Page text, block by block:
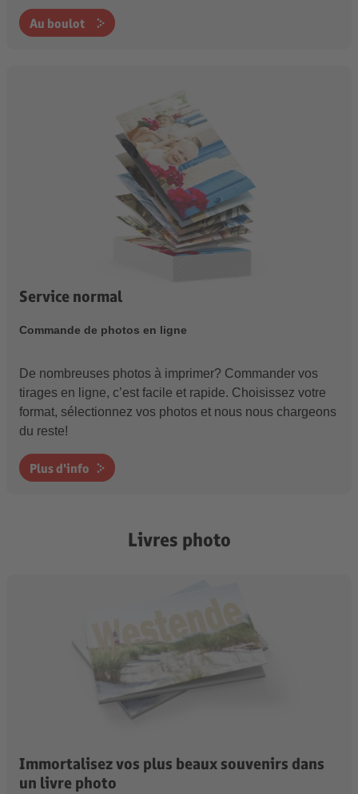
Au boulot
Service normal
Commande de photos en ligne
De nombreuses photos à imprimer? Commander vos
tirages en ligne, c’est facile et rapide. Choisissez votre
format, sélectionnez vos photos et nous nous chargeons
du reste!
Plus d'info
Livres photo
Immortalisez vos plus beaux souvenirs dans
un livre photo